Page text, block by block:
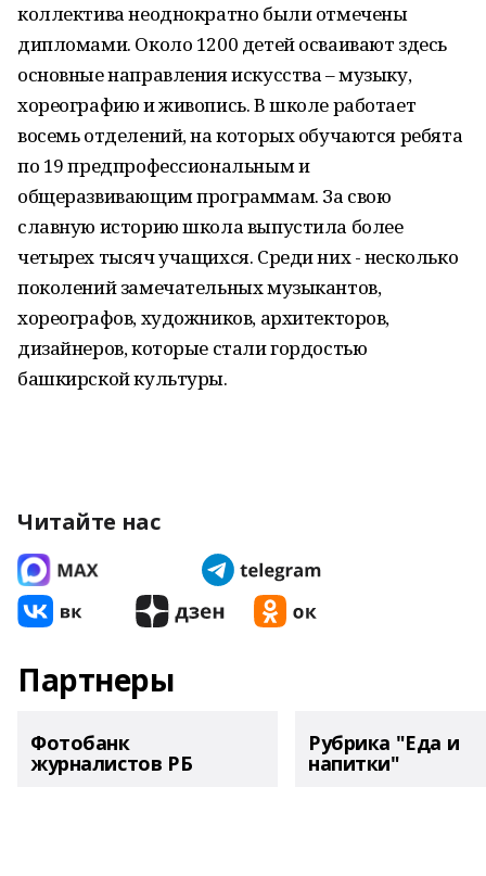
коллектива неоднократно были отмечены
дипломами. Около 1200 детей осваивают здесь
основные направления искусства – музыку,
хореографию и живопись. В школе работает
восемь отделений, на которых обучаются ребята
по 19 предпрофессиональным и
общеразвивающим программам. За свою
славную историю школа выпустила более
четырех тысяч учащихся. Среди них - несколько
поколений замечательных музыкантов,
хореографов, художников, архитекторов,
дизайнеров, которые стали гордостью
башкирской культуры.
Читайте нас
Партнеры
Фотобанк
журналистов РБ
Рубрика "Еда и
напитки"